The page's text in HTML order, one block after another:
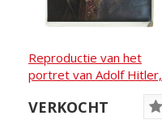
Reproductie van het
portret van Adolf Hitler,
VERKOCHT